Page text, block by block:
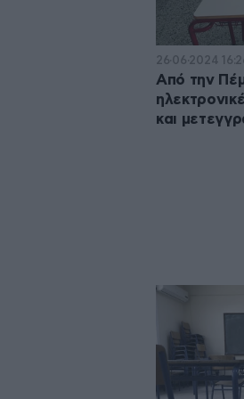
26·06·2024
Από την
και